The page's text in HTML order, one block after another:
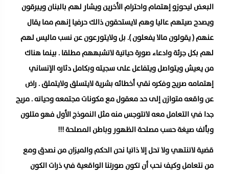
البعض ليحوزو إهتمام واحترام الأخرين ويشار لهم بالبنان ويبرقون
ويصدح صيتهم عاليا وهم لايستحقون ذالك حرفيا إنهم مما يقال
عنهم ( يقولون مالا يفعلون ). بل ولايتورعون عن نسب ماليس لهم
لهم بكل جرئة وادعاء صورة حياتية لاتشبههم مطلقا . بينما هناك
من يعيش ويتواصل ويتفاعل على سجيته وبكامل دثاره الإنساني
إهتمامه صريح وفكره نقي أخطائه بشرية لايتسلق ولايتملق . راض
عن واقعه متوازن إلى حد معقول مع مكونات مجتمعه وحياته . مريح
جدا في التعامل معه لاتتوجس منه مثل النموذج الأول فهو متلون
وبألف صيغة حسب مصلحة الظهور وباطن المصلحة !!!
قضية لاتنتهي ولا تحل إلا ذاتيا نحن الحكم والميزان من نصدق ومع
من نتعامل وكيف نحب أن تكون صورتنا الواقعية في ذرات الكون